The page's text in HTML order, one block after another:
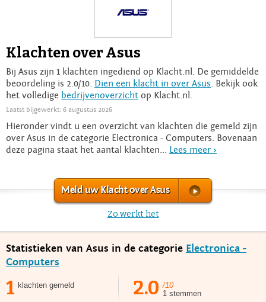
Login
Klachten over Asus
Bij Asus zijn 1 klachten ingediend op Klacht.nl. De gemiddelde
beoordeling is 2.0/10. Dien een klacht in over Asus . Bekijk ook
het volledige bedrijvenoverzicht op Klacht.nl.
Laatst bijgewerkt: 6 augustus 2026
Hieronder vindt u een overzicht van klachten die gemeld zijn
over Asus in de categorie Electronica - Computers. Bovenaan
deze pagina staat het aantal klachten... Lees meer >
Meld uw Klacht over Asus
Zo werkt het
Statistieken van Asus in de categorie Electronica -
Computers
1 klachten gemeld 2.0 /10
1 stemmen